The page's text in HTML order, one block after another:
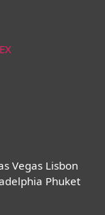
Vegas Lisbon
Phuket